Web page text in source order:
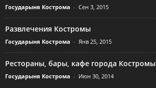
Государыня Кострома - Сен 3, 2015
Развлечения Костромы
Государыня Кострома - Янв 25, 2015
Рестораны, бары, кафе города Костромы
Государыня Кострома - Июн 30, 2014